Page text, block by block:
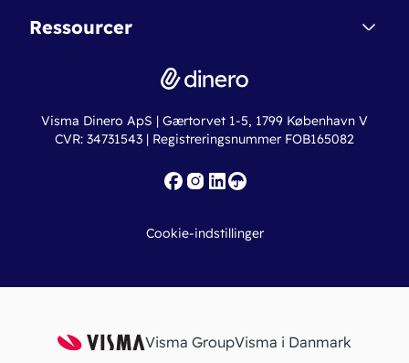
Nye funktioner
Dinero Pro
Erhvervslån
Fakturaskabeloner
Regnskabsordbogen
Online regnskabskurser
Ressourcer
Ny virksomhed
Iværksætterlegat
Visma Dinero ApS | Gærtorvet 1-5, 1799 København V
CVR: 34731543 | Registreringsnummer FOB165082
Cookie-indstillinger
Visma GroupVisma i Danmark